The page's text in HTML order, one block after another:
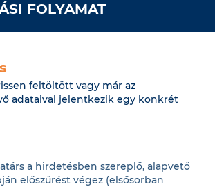
FOLYAMAT
feltöltött vagy már az
adataival jelentkezik egy konkrét
a hirdetésben szereplő, alapvető
előszűrést végez (elsősorban